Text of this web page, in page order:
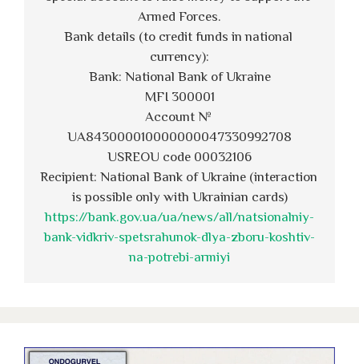
Armed Forces.
Bank details (to credit funds in national
currency):
Bank: National Bank of Ukraine
MFI 300001
Account №
UA843000010000000047330992708
USREOU code 00032106
Recipient: National Bank of Ukraine (interaction
is possible only with Ukrainian cards)
https://bank.gov.ua/ua/news/all/natsionalniy-
bank-vidkriv-spetsrahunok-dlya-zboru-koshtiv-
na-potrebi-armiyi